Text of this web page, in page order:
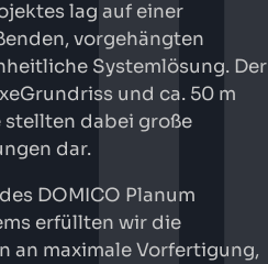
lag auf einer
vorgehängten
Systemlösung. Der
und ca. 50 m
stellten dabei große
dar.
DOMICO Planum
erfüllten wir die
an maximale Vorfertigung,